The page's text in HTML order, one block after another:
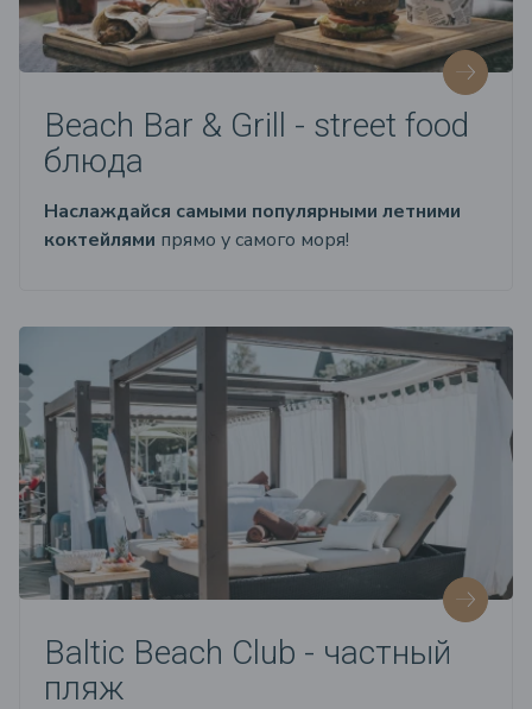
Beach Bar & Grill - street food
блюда
Наслаждайся самыми популярными летними
коктейлями прямо у самого моря!
Baltic Beach Club - частный
пляж